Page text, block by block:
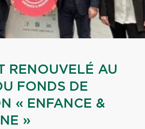
RENOUVELÉ AU
FONDS DE
« ENFANCE &
»